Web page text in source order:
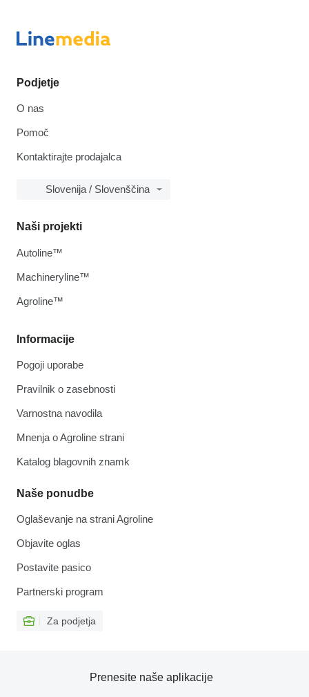
Podjetje
O nas
Pomoč
Kontaktirajte prodajalca
Slovenija / Slovenščina
Informacije
Pogoji uporabe
Pravilnik o zasebnosti
Varnostna navodila
Mnenja o Agroline strani
Katalog blagovnih znamk
Naše ponudbe
Oglaševanje na strani Agroline
Objavite oglas
Postavite pasico
Partnerski program
Za podjetja
Naši projekti
Autoline™
Machineryline™
Agroline™
Prenesite naše aplikacije